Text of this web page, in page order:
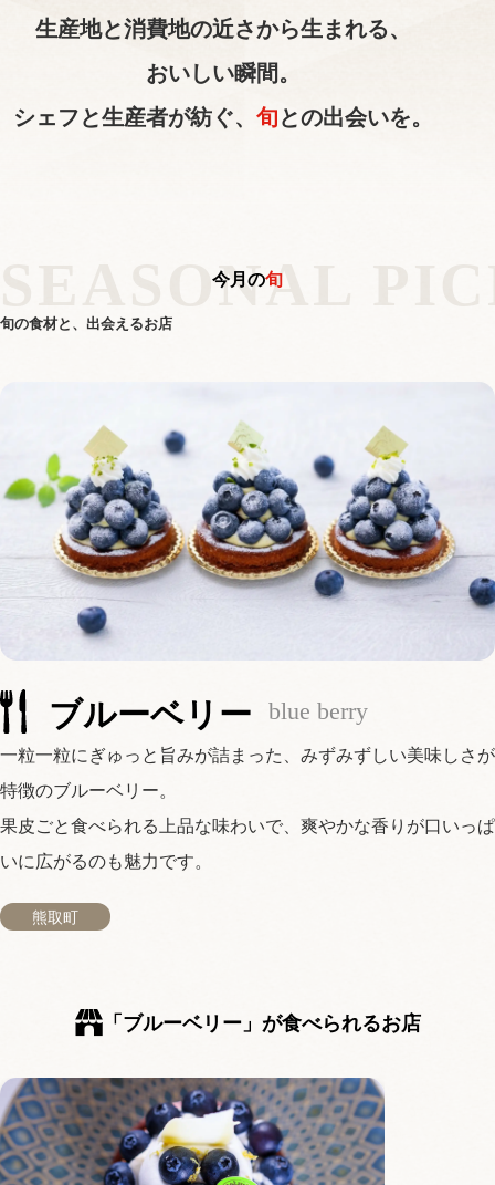
生産地と消費地の近さから生まれる、
おいしい瞬間。
シェフと生産者が紡ぐ、 旬との出会いを。
今月の旬
SEASONAL
旬の食材と、出会えるお店
ブルーベリー blue berry
一粒一粒にぎゅっと旨みが詰まった、みずみずしい美味しさが
特徴のブルーベリー。
果皮ごと食べられる上品な味わいで、爽やかな香りが口いっぱ
いに広がるのも魅力です。
熊取町
「ブルーベリー」が食べられるお店